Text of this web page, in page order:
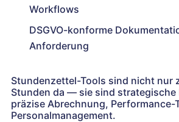
Workflows
DSGVO-konforme
Anforderung
Stundenzettel-Tools sind nicht nur
Stunden da — sie sind
präzise Abrechnung, Performance-
Personalmanagement.